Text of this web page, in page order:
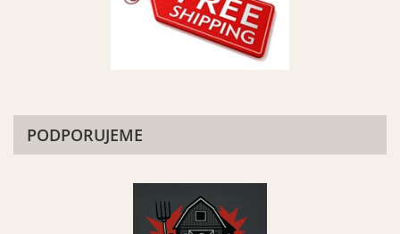
PODPORUJEME